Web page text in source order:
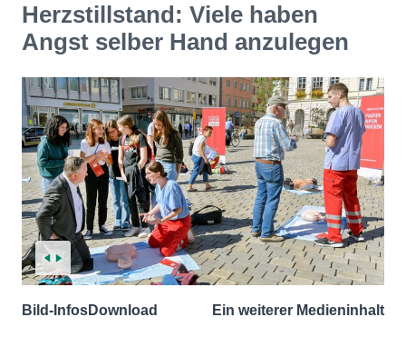
Herzstillstand: Viele haben
Angst selber Hand anzulegen
Bild-InfosDownload Ein weiterer Medieninhalt